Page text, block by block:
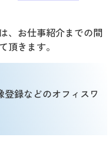
、お仕事紹介までの間
頂きます。
録などのオフィスワ